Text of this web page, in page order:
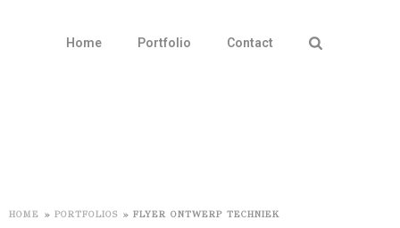
Home Portfolio Contact
HOME » PORTFOLIOS » FLYER ONTWERP TECHNIEK